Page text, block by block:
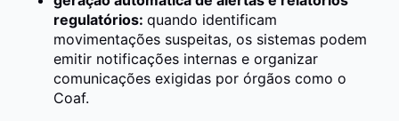
regulatórios: quando identificam
movimentações suspeitas, os sistemas podem
emitir notificações internas e organizar
comunicações exigidas por órgãos como o
Coaf.